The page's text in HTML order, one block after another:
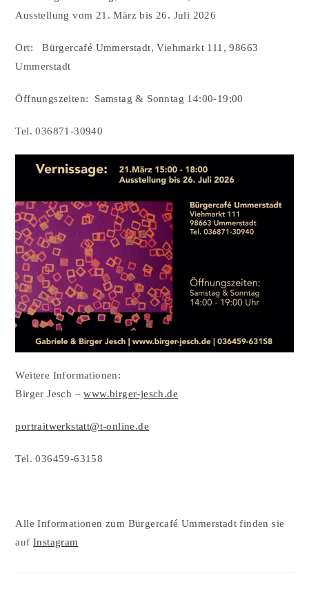
Ausstellung vom 21. März bis 26. Juli 2026
Ort: Bürgercafé Ummerstadt, Viehmarkt 111, 98663
Ummerstadt
Öffnungszeiten: Samstag & Sonntag 14:00-19:00
Tel. 036871-30940
Weitere Informationen:
Birger Jesch –www.birger-jesch.de
portraitwerkstatt@t-online.de
Tel. 036459-63158
Alle Informationen zum Bürgercafé Ummerstadt finden sie
aufInstagram